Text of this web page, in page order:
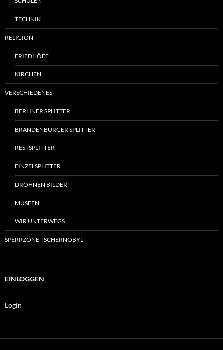
TECHNIK
RELIGION
FRIEDHÖFE
KIRCHEN
VERSCHIEDENES
BERLINER SPLITTER
BRANDENBURGER SPLITTER
RESTSPLITTER
EINZELSPLITTER
DROHNEN BILDER
MUSEEN
WIR UNTERWEGS
SPERRZONE TSCHERNOBYL
EINLOGGEN
Login